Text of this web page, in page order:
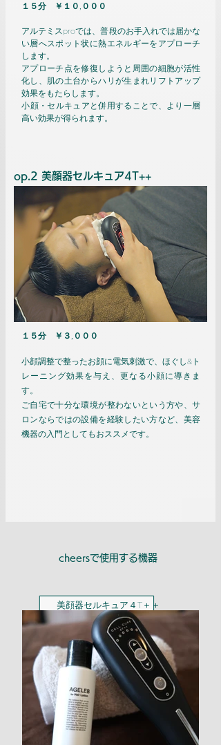
１５分 ￥１０,０ ００
アルテミスproでは、普段のお手入れでは届かな
い層へスポット状に熱エネルギーをアプローチ
します。
アプローチ点を修復しようと周囲の細胞が活性
化し、肌の土台からハリが生まれリフトアップ
効果をもたらします。
​小顔・セルキュアと併用することで、より一層
高い効果が得られます。
op.2 美顔器セルキュア4T++
１５分 ￥３,０００
小顔調整で整ったお顔に電気刺激で、ほぐし&ト
レーニング効果を与え、更なる小顔に導きま
す。
ご自宅で十分な環境が整わないという方や、サ
ロンならではの設備を経験したい方など、美容
機器の入門としてもおススメです。
cheersで使用する機器
​美顔器セルキュア４T＋＋